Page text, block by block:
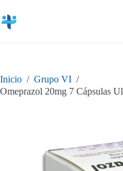
al
contenido
Inicio / Grupo VI /
Omeprazol 20mg 7 Cápsulas